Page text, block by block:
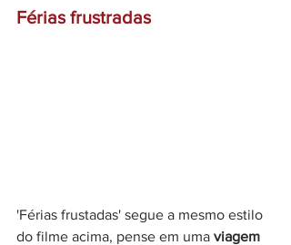
Férias frustradas
'Férias frustadas' segue a mesmo estilo
do filme acima, pense em uma viagem